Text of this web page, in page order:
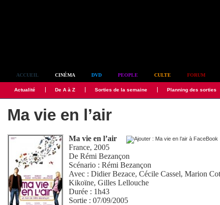
ACCUEIL CINÉMA DVD PEOPLE CULTE FORUM
Actualité De A à Z Sorties de la semaine Planning des sorties
Ma vie en l’air
Ma vie en l’air
France, 2005
DeRémi Bezançon
Scénario :Rémi Bezançon
Avec :Didier Bezace,Cécile Cassel,Marion
Kikoïne,Gilles Lellouche
Durée : 1h43
Sortie : 07/09/2005